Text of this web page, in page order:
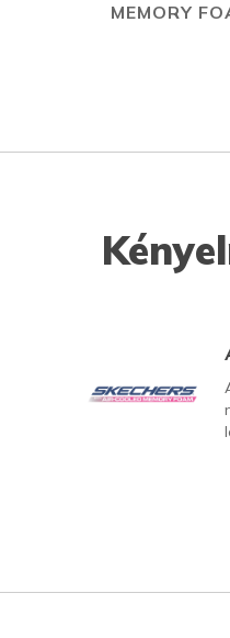
MEMORY